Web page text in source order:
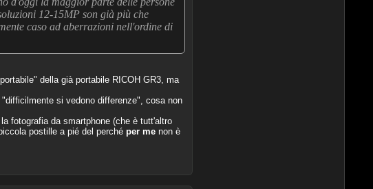
12-15MP son già più che
caso ad aberrazioni nell'ordine di
della già portabile RICOH GR3, ma
si vedono differenze", cosa non
fotografia da smartphone (che è tutt'altro
postille a pié del perché per me non è